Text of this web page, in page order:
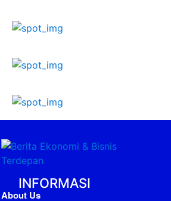
INFORMASI
About Us